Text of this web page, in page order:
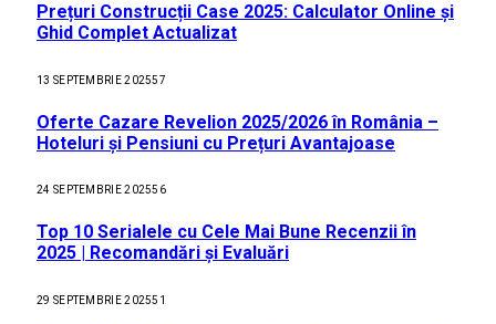
Prețuri Construcții Case 2025: Calculator Online și
Ghid Complet Actualizat
13 SEPTEMBRIE 202557
Oferte Cazare Revelion 2025/2026 în România –
Hoteluri și Pensiuni cu Prețuri Avantajoase
24 SEPTEMBRIE 202556
Top 10 Serialele cu Cele Mai Bune Recenzii în
2025 | Recomandări și Evaluări
29 SEPTEMBRIE 202551